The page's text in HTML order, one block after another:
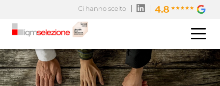
Ci hanno scelto